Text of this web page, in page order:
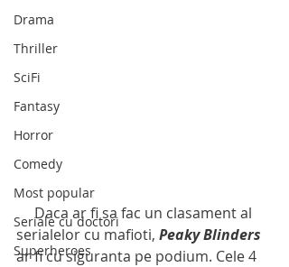
Drama
Thriller
SciFi
Fantasy
Horror
Comedy
Most popular
Seriale cu doctori
Superheroes
     Daca ar fi sa fac un clasament al
serialelor cu mafioti, Peaky Blinders
ar fi cu siguranta pe podium. Cele 4